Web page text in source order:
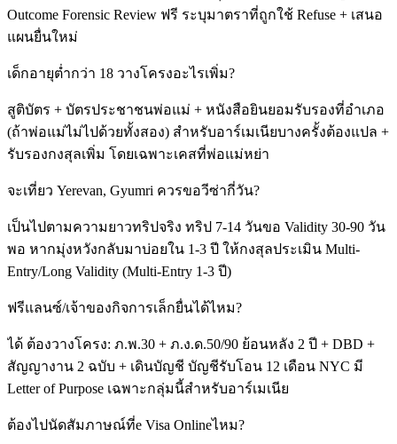
Outcome Forensic Review ฟรี ระบุมาตราที่ถูกใช้ Refuse + เสนอ
แผนยื่นใหม่
เด็กอายุต่ำกว่า 18 วางโครงอะไรเพิ่ม?
สูติบัตร + บัตรประชาชนพ่อแม่ + หนังสือยินยอมรับรองที่อำเภอ
(ถ้าพ่อแม่ไม่ไปด้วยทั้งสอง) สำหรับอาร์เมเนียบางครั้งต้องแปล +
รับรองกงสุลเพิ่ม โดยเฉพาะเคสที่พ่อแม่หย่า
จะเที่ยว Yerevan, Gyumri ควรขอวีซ่ากี่วัน?
เป็นไปตามความยาวทริปจริง ทริป 7-14 วันขอ Validity 30-90 วัน
พอ หากมุ่งหวังกลับมาบ่อยใน 1-3 ปี ให้กงสุลประเมิน Multi-
Entry/Long Validity (Multi-Entry 1-3 ปี)
ฟรีแลนซ์/เจ้าของกิจการเล็กยื่นได้ไหม?
ได้ ต้องวางโครง: ภ.พ.30 + ภ.ง.ด.50/90 ย้อนหลัง 2 ปี + DBD +
สัญญางาน 2 ฉบับ + เดินบัญชี บัญชีรับโอน 12 เดือน NYC มี
Letter of Purpose เฉพาะกลุ่มนี้สำหรับอาร์เมเนีย
ต้องไปนัดสัมภาษณ์ที่e Visa Onlineไหม?